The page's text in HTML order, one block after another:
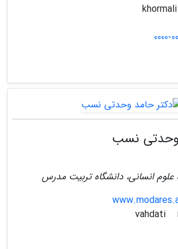
0000-
وحدتی نسب
علوم انسانی، دانشگاه تربیت مدرس